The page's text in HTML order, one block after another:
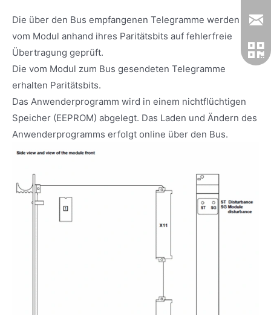
Die über den Bus empfangenen Telegramme werden
vom Modul anhand ihres Paritätsbits auf fehlerfreie
Übertragung geprüft.
Die vom Modul zum Bus gesendeten Telegramme
erhalten Paritätsbits.
Das Anwenderprogramm wird in einem nichtflüchtigen
Speicher (EEPROM) abgelegt. Das Laden und Ändern des
Anwenderprogramms erfolgt online über den Bus.